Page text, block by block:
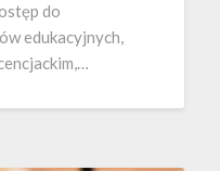
do
edukacyjnych,